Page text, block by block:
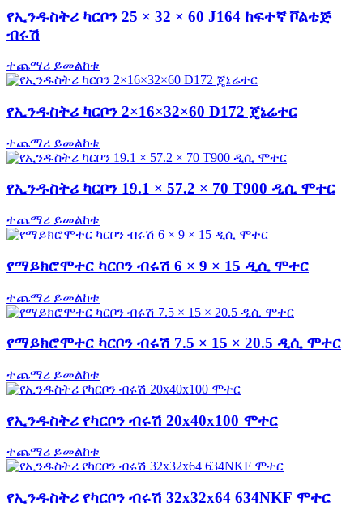
የኢንዱስትሪ ካርቦን 25 × 32 × 60 J164 ከፍተኛ ቮልቴጅ
ብሩሽ
ተጨማሪ ይመልከቱ
የኢንዱስትሪ ካርቦን 2×16×32×60 D172 ጄኔሬተር
ተጨማሪ ይመልከቱ
የኢንዱስትሪ ካርቦን 19.1 × 57.2 × 70 T900 ዲሲ ሞተር
ተጨማሪ ይመልከቱ
የማይክሮሞተር ካርቦን ብሩሽ 6 × 9 × 15 ዲሲ ሞተር
ተጨማሪ ይመልከቱ
የማይክሮሞተር ካርቦን ብሩሽ 7.5 × 15 × 20.5 ዲሲ ሞተር
ተጨማሪ ይመልከቱ
የኢንዱስትሪ የካርቦን ብሩሽ 20x40x100 ሞተር
ተጨማሪ ይመልከቱ
የኢንዱስትሪ የካርቦን ብሩሽ 32x32x64 634NKF ሞተር